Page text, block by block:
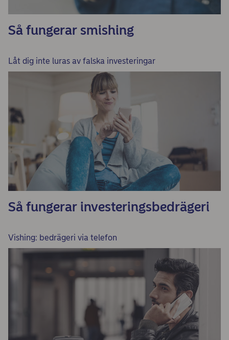
Så fungerar smishing
Låt dig inte luras av falska investeringar
Så fungerar investeringsbedrägeri
Vishing: bedrägeri via telefon